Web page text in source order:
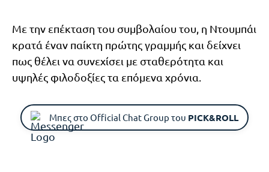
Με την επέκταση του συμβολαίου του, η Ντουμπάι
κρατά έναν παίκτη πρώτης γραμμής και δείχνει
πως θέλει να συνεχίσει με σταθερότητα και
υψηλές φιλοδοξίες τα επόμενα χρόνια.
Μπες στο Official Chat Group του PICK&ROLL